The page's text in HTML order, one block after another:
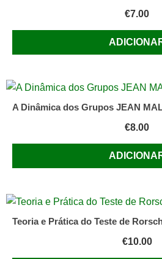
€7.00
A Dinâmica dos Grupos JEAN
€8.00
Teoria e Prática do Teste de
€10.00